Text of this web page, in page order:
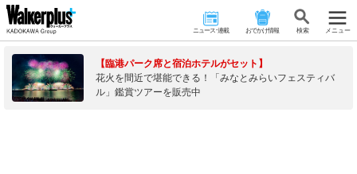
ニュース･連載 おでかけ情報 検 索 メニュー
【臨港パーク席と宿泊ホテルがセット】
花火を間近で堪能できる！「みなとみらいフェスティバ
ル」鑑賞ツアーを販売中